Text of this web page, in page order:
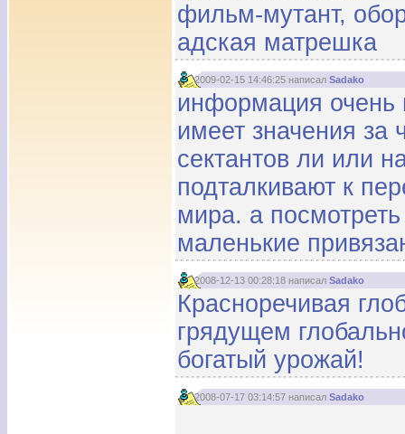
фильм-мутант,
адская матрешка
2009-02-15 14:46:25 написал Sadako
информация очень
имеет значения за
сектантов ли или
подталкивают к
мира. а
маленькие
2008-12-13 00:28:18 написал Sadako
Красноречивая
грядущем
богатый урожай!
2008-07-17 03:14:57 написал Sadako